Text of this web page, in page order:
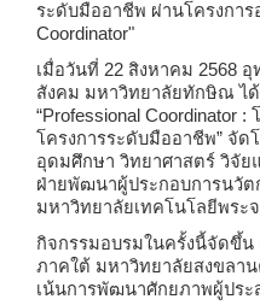
ระดับมืออาชีพ ผ่านโครงการ
Coordinator"
เมื่อวันที่ 22 สิงหาคม 2568
สังคม มหาวิทยาลัยทักษิณ ได้
“Professional Coordinator
โครงการระดับมืออาชีพ” จัด
อุดมศึกษา วิทยาศาสตร์ วิจัย
ฝ่ายพัฒนาผู้ประกอบการนวัต
มหาวิทยาลัยเทคโนโลยีพระ
กิจกรรมอบรมในครั้งนี้จัดขึ้
ภาคใต้ มหาวิทยาลัยสงขลา
เน้นการพัฒนาศักยภาพผู้ปร